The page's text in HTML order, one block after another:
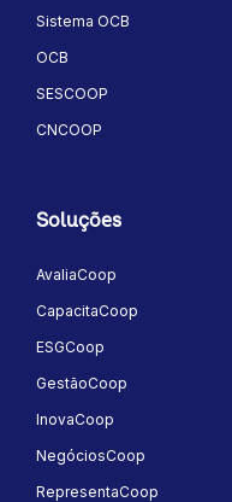
Sistema OCB
OCB
SESCOOP
CNCOOP
Soluções
AvaliaCoop
CapacitaCoop
ESGCoop
GestãoCoop
InovaCoop
NegóciosCoop
RepresentaCoop